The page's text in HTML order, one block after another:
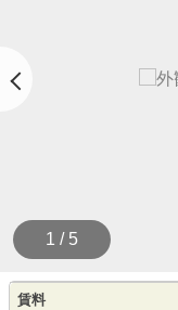
1 / 5
賃料